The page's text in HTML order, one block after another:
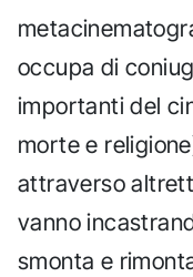
occupa di
importanti del
morte e
attraverso
vanno
smonta e